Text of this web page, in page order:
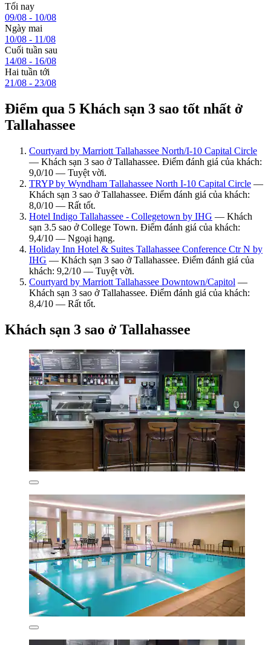
Tối nay
09/08 - 10/08
Ngày mai
10/08 - 11/08
Cuối tuần sau
14/08 - 16/08
Hai tuần tới
21/08 - 23/08
Điểm qua 5 Khách sạn 3 sao tốt nhất ở
Tallahassee
Courtyard by Marriott Tallahassee North/I-10 Capital Circle
— Khách sạn 3 sao ở Tallahassee. Điểm đánh giá của khách:
9,0/10 — Tuyệt vời.
TRYP by Wyndham Tallahassee North I-10 Capital Circle —
Khách sạn 3 sao ở Tallahassee. Điểm đánh giá của khách:
8,0/10 — Rất tốt.
Hotel Indigo Tallahassee - Collegetown by IHG — Khách
sạn 3.5 sao ở College Town. Điểm đánh giá của khách:
9,4/10 — Ngoại hạng.
Holiday Inn Hotel & Suites Tallahassee Conference Ctr N by
IHG — Khách sạn 3 sao ở Tallahassee. Điểm đánh giá của
khách: 9,2/10 — Tuyệt vời.
Courtyard by Marriott Tallahassee Downtown/Capitol —
Khách sạn 3 sao ở Tallahassee. Điểm đánh giá của khách:
8,4/10 — Rất tốt.
Khách sạn 3 sao ở Tallahassee